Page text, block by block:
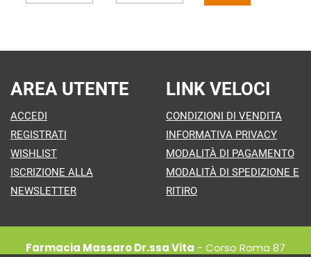
AREA UTENTE
ACCEDI
REGISTRATI
WISHLIST
ISCRIZIONE ALLA
NEWSLETTER
LINK VELOCI
CONDIZIONI DI VENDITA
INFORMATIVA PRIVACY
MODALITÀ DI PAGAMENTO
MODALITÀ DI SPEDIZIONE E
RITIRO
Farmacia Massaro Dr.ssa Vita - Corso Roma 87